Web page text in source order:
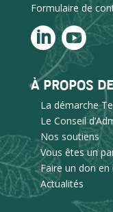
Formulaire de
À PROPOS
La démarche
Le Conseil
Nos soutiens
Vous êtes un
Faire un don en
Actualités